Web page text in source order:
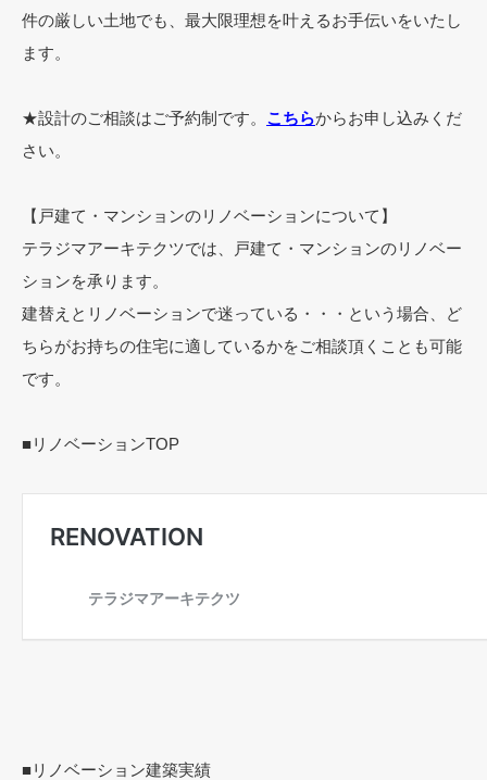
件の厳しい土地でも、最大限理想を叶えるお手伝いをいたし
ます。
★設計のご相談はご予約制です。 こちらからお申し込みくだ
さい。
【戸建て・マンションのリノベーションについて】
テラジマアーキテクツでは、戸建て・マンションのリノベー
ションを承ります。
建替えとリノベーションで迷っている・・・という場合、ど
ちらがお持ちの住宅に適しているかをご相談頂くことも可能
です。
■リノベーションTOP
■リノベーション建築実績